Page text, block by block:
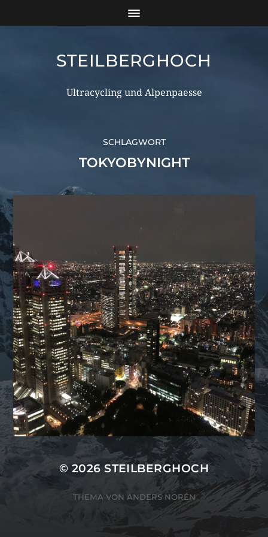
STEILBERGHOCH
Ultracycling und Alpenpaesse
SCHLAGWORT
TOKYOBYNIGHT
© 2026STEILBERGHOCH
THEMA VON ANDERS NORÉN